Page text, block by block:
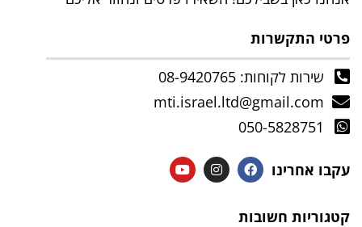
פרטי התקשרות
שירות לקוחות: 08-9420765
mti.israel.ltd@gmail.com
050-5828751
עקבו אחרינו
קטגוריות חשובות